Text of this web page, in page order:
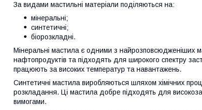
За видами мастильні матеріали поділяються на:
мінеральні;
синтетичні;
біорозкладні.
Мінеральні мастила є одними з найрозповсюдженіших
нафтопродуктів та підходять для широкого спектру
працюють за високих температур та навантажень.
Синтетичні мастила виробляються шляхом хімічних
розкладання. Ці мастила добре підходять для
вимогами.